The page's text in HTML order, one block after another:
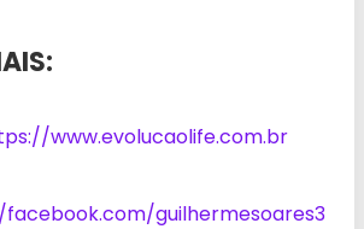
www.evolucaolife.com.br
guilhermesoares3